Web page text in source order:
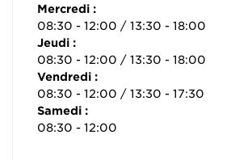
Mercredi :
08:30 - 12:00 / 13:30 - 18:00
Jeudi :
08:30 - 12:00 / 13:30 - 18:00
Vendredi :
08:30 - 12:00 / 13:30 - 17:30
Samedi :
08:30 - 12:00